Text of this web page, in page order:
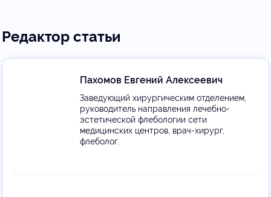
Редактор статьи
Пахомов Евгений Алексеевич
Заведующий хирургическим отделением,
руководитель направления лечебно-
эстетической флебологии сети
медицинских центров, врач-хирург,
флеболог.